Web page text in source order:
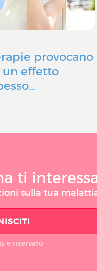
provocano
un effetto
ti
sulla tua
e riservato